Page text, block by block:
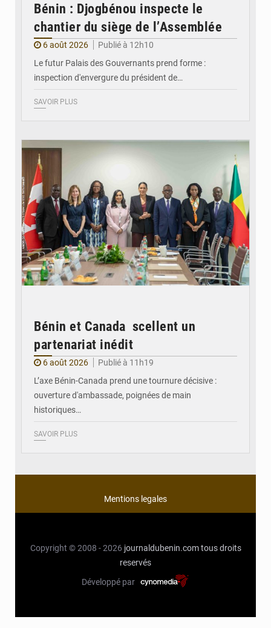
Bénin : Djogbénou inspecte le
chantier du siège de l’Assemblée
6 août 2026
Publié à 12h10
Le futur Palais des Gouvernants prend forme :
inspection d'envergure du président de…
SAVOIR PLUS
Bénin et Canada scellent un
partenariat inédit
6 août 2026
Publié à 11h19
L’axe Bénin-Canada prend une tournure décisive :
ouverture d'ambassade, poignées de main
historiques…
SAVOIR PLUS
Mentions legales
Copyright © 2008 - 2026 journaldubenin.com tous droits
reservés
Développé par